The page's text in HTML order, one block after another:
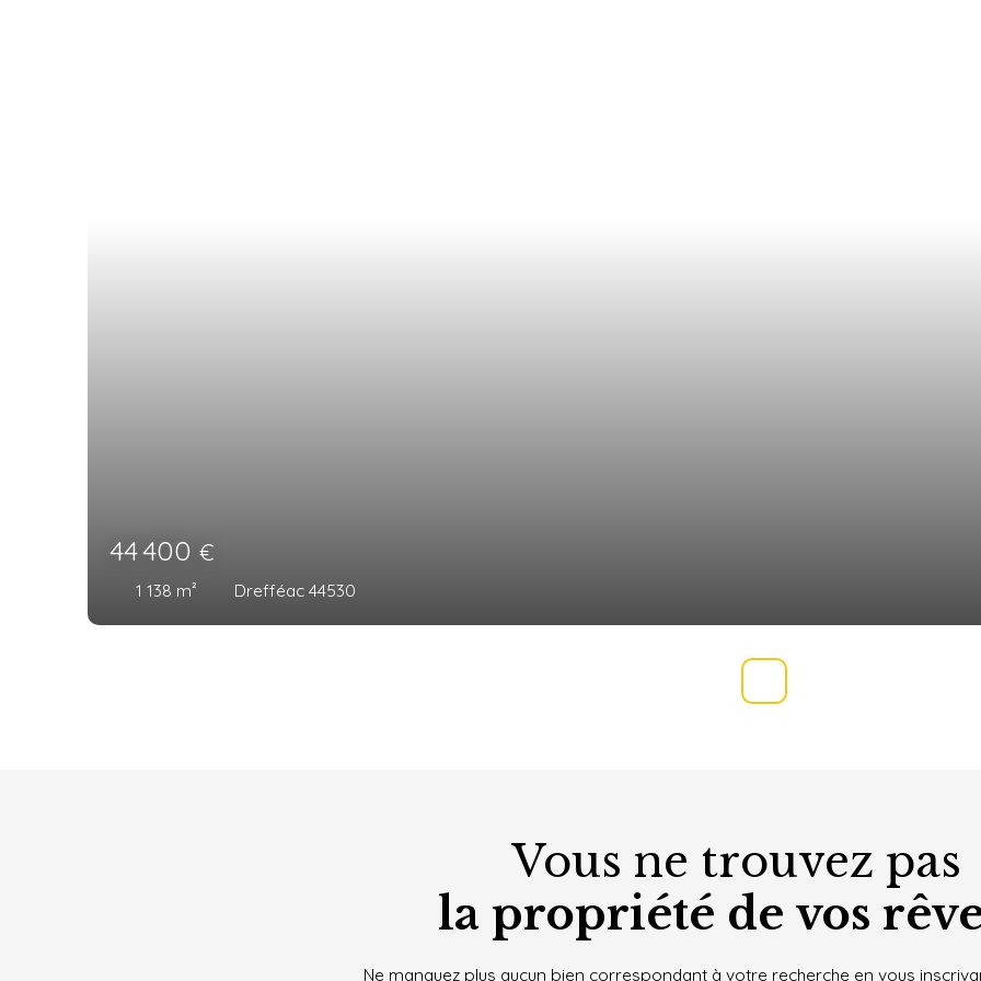
84 400
1 152m² Drefféac 44530
Vous ne trouvez pas
la propriété de vos
Ne manquez plus aucun bien correspondant à votre recherche en vous